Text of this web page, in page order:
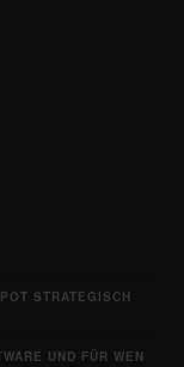
STRATEGISCH
UND FÜR WEN